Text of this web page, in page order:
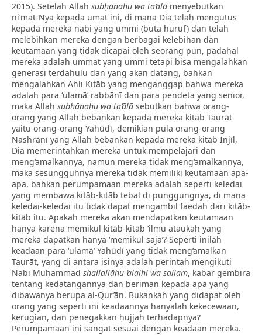
2015). Setelah Allah subḥānahu wa ta‘ālā menyebutkan
ni‘mat-Nya kepada umat ini, di mana Dia telah mengutus
kepada mereka nabi yang ummi (buta huruf) dan telah
melebihkan mereka dengan berbagai kelebihan dan
keutamaan yang tidak dicapai oleh seorang pun, padahal
mereka adalah ummat yang ummi tetapi bisa mengalahkan
generasi terdahulu dan yang akan datang, bahkan
mengalahkan Ahli Kitāb yang menganggap bahwa mereka
adalah para ‘ulamā’ rabbānī dan para pendeta yang senior,
maka Allah subḥānahu wa ta‘ālā sebutkan bahwa orang-
orang yang Allah bebankan kepada mereka kitab Taurāt
yaitu orang-orang Yahūdī, demikian pula orang-orang
Nashrānī yang Allah bebankan kepada mereka kitāb Injīl,
Dia memerintahkan mereka untuk mempelajari dan
meng‘amalkannya, namun mereka tidak meng‘amalkannya,
maka sesungguhnya mereka tidak memiliki keutamaan apa-
apa, bahkan perumpamaan mereka adalah seperti keledai
yang membawa kitāb-kitāb tebal di punggungnya, di mana
keledai-keledai itu tidak dapat mengambil faedah dari kitāb-
kitāb itu. Apakah mereka akan mendapatkan keutamaan
hanya karena memikul kitāb-kitāb ‘ilmu ataukah yang
mereka dapatkan hanya ‘memikul saja’? Seperti inilah
keadaan para ‘ulamā’ Yahūdī yang tidak meng‘amalkan
Taurāt, yang di antara isinya adalah perintah mengikuti
Nabi Muḥammad shallallāhu ‘alaihi wa sallam, kabar gembira
tentang kedatangannya dan beriman kepada apa yang
dibawanya berupa al-Qur’ān. Bukankah yang didapat oleh
orang yang seperti ini keadaannya hanyalah kekecewaan,
kerugian, dan penegakkan ḥujjah terhadapnya?
Perumpamaan ini sangat sesuai dengan keadaan mereka.